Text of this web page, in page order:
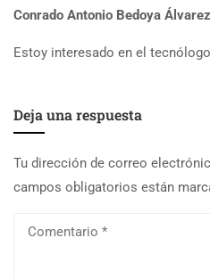
Conrado Antonio Bedoya Álvarez
Estoy interesado en el
Deja una respuesta
Tu dirección de correo
campos obligatorios están